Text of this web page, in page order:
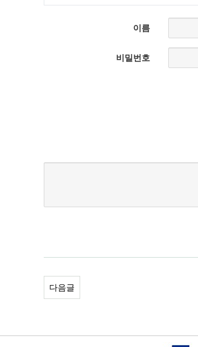
이름
비밀번호
다음글